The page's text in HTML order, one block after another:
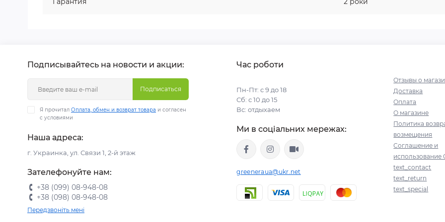
Подписывайтесь на новости и акции:
Подписаться
Я прочитал Оплата, обмен и возврат товара и согласен
с условиями
Наша адреса:
г. Украинка, ул. Связи 1, 2-й этаж
Зателефонуйте нам:
+38 (099) 08-948-08
+38 (098) 08-948-08
Передзвоніть мені
Час роботи
Пн-Пт: с 9 до 18
Сб: с 10 до 15
Вс: отдыхаем
Ми в соціальних мережах:
greeneraua@ukr.net
Отзывы о
Доставка
Оплата
О магазине
Политика
возмещения
Соглашение и
использование
text_contact
text_return
text_special